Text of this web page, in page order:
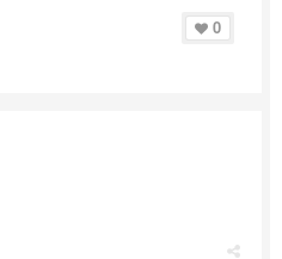
0